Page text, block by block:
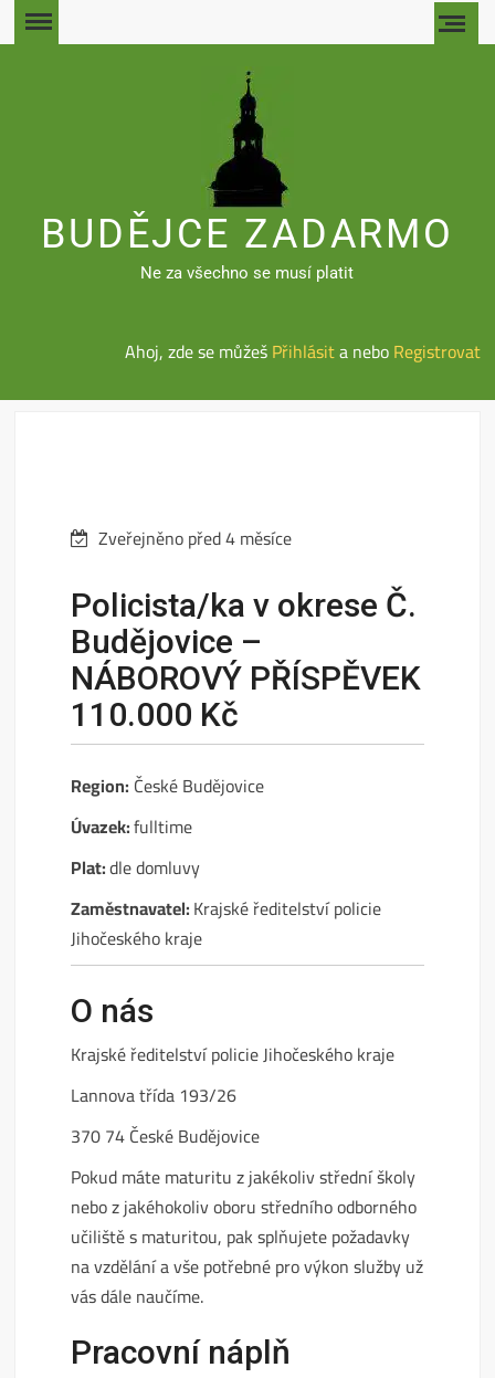
Skip
to
BUDĚJCE ZADARMO
Ne za všechno se musí platit
Ahoj, zde se můžešPřihlásita neboRegistrovat
Zveřejněno před 4 měsíce
Policista/ka v okrese Č.
Budějovice –
NÁBOROVÝ PŘÍSPĚVEK
110.000 Kč
Region: České Budějovice
Úvazek:fulltime
Plat:dle domluvy
Zaměstnavatel:Krajské ředitelství policie
Jihočeského kraje
O nás
Krajské ředitelství policie Jihočeského kraje
Lannova třída 193/26
370 74 České Budějovice
Pokud máte maturitu z jakékoliv střední školy
nebo z jakéhokoliv oboru středního odborného
učiliště s maturitou, pak splňujete požadavky
na vzdělání a vše potřebné pro výkon služby už
vás dále naučíme.
Pracovní náplň